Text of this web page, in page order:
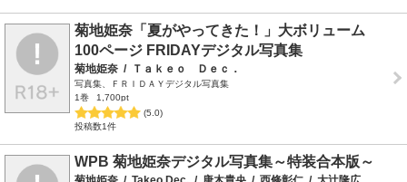
菊地姫奈「夏がやってきた！」大ボリューム
100ページ FRIDAYデジタル写真集
菊地姫奈 / Ｔａｋｅｏ Ｄｅｃ．
写真集、ＦＲＩＤＡＹデジタル写真集
1巻
1,700pt
(5.0)
投稿数1件
WPB 菊地姫奈デジタル写真集～特装合本版～